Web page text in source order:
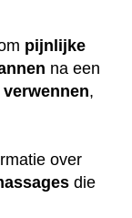
pijnlijke
na een
verwennen,
over
die